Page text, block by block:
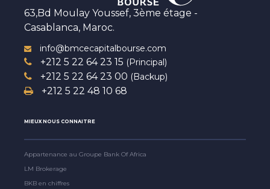
63,Bd Moulay Youssef, 3ème étage -
Casablanca, Maroc.
info@bmcecapitalbourse.com
+212 5 22 64 23 15 (Principal)
+212 5 22 64 23 00 (Backup)
+212 5 22 48 10 68
MIEUX NOUS CONNAITRE
Appartenance au Groupe Bank Of Africa
LM Brokerage
BKB en chiffres